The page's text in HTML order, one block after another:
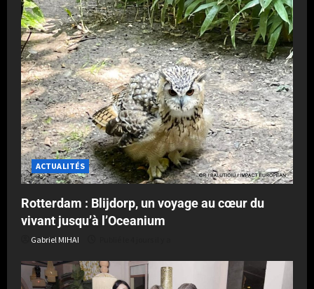
ACTUALITÉS
Rotterdam : Blijdorp, un voyage au cœur du
vivant jusqu’à l’Oceanium
Gabriel MIHAI